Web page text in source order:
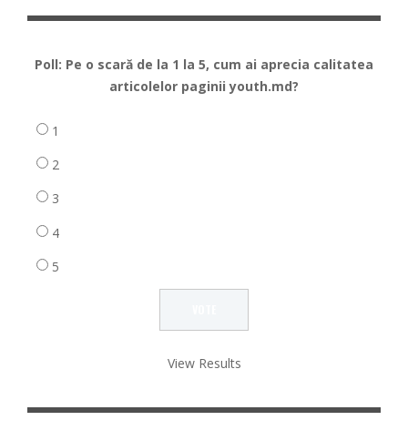
Poll: Pe o scară de la 1 la 5, cum ai aprecia calitatea
articolelor paginii youth.md?
1
2
3
4
5
View Results